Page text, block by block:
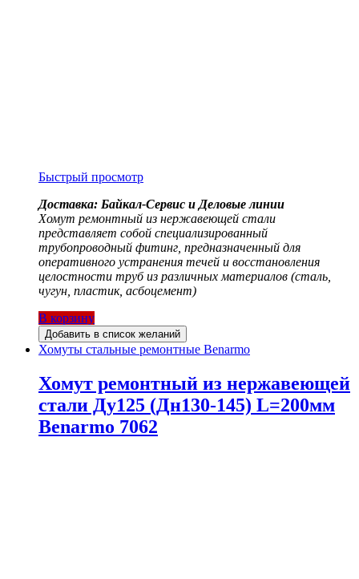
Быстрый просмотр
Доставка: Байкал-Сервис и Деловые линии
Хомут ремонтный из нержавеющей стали
представляет собой специализированный
трубопроводный фитинг, предназначенный для
оперативного устранения течей и восстановления
целостности труб из различных материалов (сталь,
чугун, пластик, асбоцемент)
В корзину
Добавить в список желаний
Хомуты стальные ремонтные Benarmo
Хомут ремонтный из нержавеющей
стали Ду125 (Дн130-145) L=200мм
Benarmo 7062